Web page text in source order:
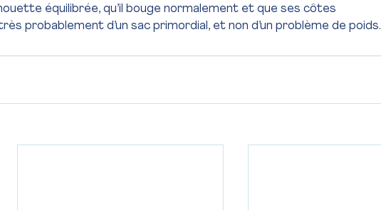
équilibrée, qu’il bouge normalement et que ses côtes
probablement d’un sac primordial, et non d’un problème de poids.